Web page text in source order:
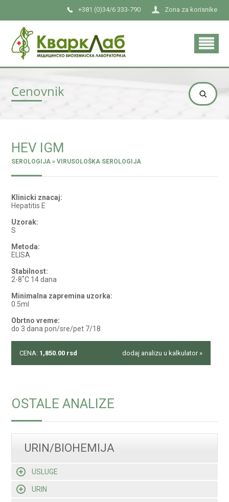
Zona za korisnike
+381 (0)34/6 333-790
Cenovnik
HEV IGM
SEROLOGIJA » VIRUSOLOŠKA SEROLOGIJA
Klinicki znacaj:
Hepatitis E
Uzorak:
S
Metoda:
ELISA
Stabilnost:
2-8˚C 14 dana
Minimalna zapremina uzorka:
0.5ml
Obrtno vreme:
do 3 dana pon/sre/pet 7/18
CENA: 1,850.00 rsd dodaj analizu u kalkulator »
OSTALE ANALIZE
URIN/BIOHEMIJA
USLUGE
URIN